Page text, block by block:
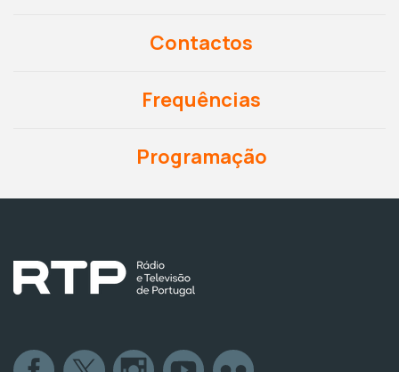
Contactos
Frequências
Programação